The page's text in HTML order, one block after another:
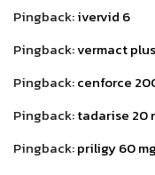
Pingback:ivervid 6
Pingback:vermact plus
Pingback:cenforce
Pingback:tadarise 20
Pingback:priligy 60 mg